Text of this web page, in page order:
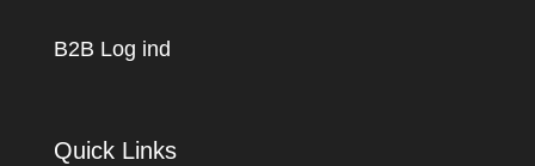
B2B Log ind
Quick Links